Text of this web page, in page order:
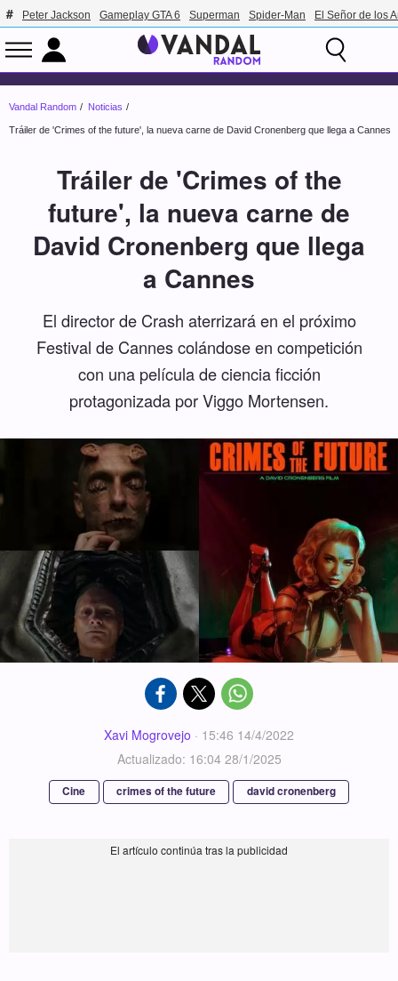
Peter Jackson Gameplay GTA 6 Superman Spider-Man El Señor de los
Vandal Random Noticias
Tráiler de 'Crimes of the future', la nueva carne de David Cronenberg que llega a Cannes
Tráiler de 'Crimes of the
future', la nueva carne de
David Cronenberg que llega
a Cannes
El director de Crash aterrizará en el próximo
Festival de Cannes colándose en competición
con una película de ciencia ficción
protagonizada por Viggo Mortensen.
Xavi Mogrovejo · 15:46 14/4/2022
Actualizado: 16:04 28/1/2025
Cine crimes of the future david cronenberg